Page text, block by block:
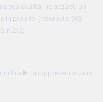
sua qualità, ne acquisti un
in proprio. (Interpello 903-
n.212)
La rappresentanza in